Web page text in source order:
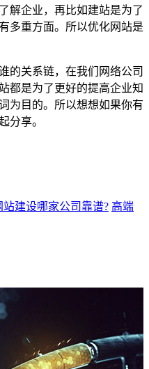
解企业，再比如建站是为了
多重方面。所以优化网站是
的关系链，在我们网络公司
都是为了更好的提高企业知
为目的。所以想想如果你有
分享。
建设哪家公司靠谱? 高端